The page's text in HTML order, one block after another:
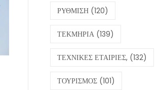
ΡΥΘΜΙΣΗ (120)
ΤΕΚΜΗΡΙΑ (139)
ΤΕΧΝΙΚΕΣ ΕΤΑΙΡΙΕΣ, (132)
ΤΟΥΡΙΣΜΟΣ (101)